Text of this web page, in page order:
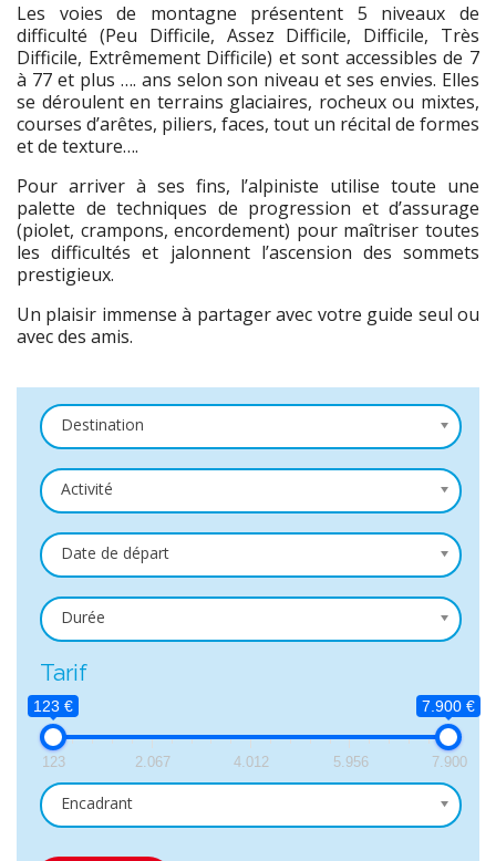
Les voies de montagne présentent 5 niveaux de
difficulté (Peu Difficile, Assez Difficile, Difficile, Très
Difficile, Extrêmement Difficile) et sont accessibles de 7
à 77 et plus …. ans selon son niveau et ses envies. Elles
se déroulent en terrains glaciaires, rocheux ou mixtes,
courses d’arêtes, piliers, faces, tout un récital de formes
et de texture….
Pour arriver à ses fins, l’alpiniste utilise toute une
palette de techniques de progression et d’assurage
(piolet, crampons, encordement) pour maîtriser toutes
les difficultés et jalonnent l’ascension des sommets
prestigieux.
Un plaisir immense à partager avec votre guide seul ou
avec des amis.
Destination
Activité
Date de départ
Durée
Tarif
123 € 7.900 €
123 2.067 4.012 5.956 7.900
Encadrant